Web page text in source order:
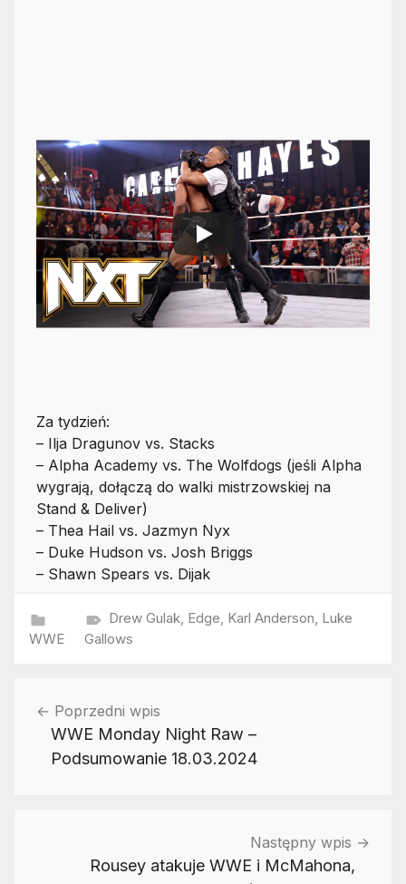
Za tydzień:
– Ilja Dragunov vs. Stacks
– Alpha Academy vs. The Wolfdogs (jeśli Alpha
wygrają, dołączą do walki mistrzowskiej na
Stand & Deliver)
– Thea Hail vs. Jazmyn Nyx
– Duke Hudson vs. Josh Briggs
– Shawn Spears vs. Dijak
WWE
Drew Gulak Edge Karl Anderson Luke
Gallows
wpisu
Poprzedni wpis
WWE Monday Night Raw –
Podsumowanie 18.03.2024
Następny wpis
Rousey atakuje WWE i McMahona,